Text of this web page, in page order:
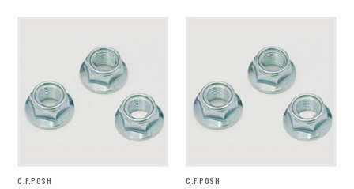
C.F.POSH C.F.POSH